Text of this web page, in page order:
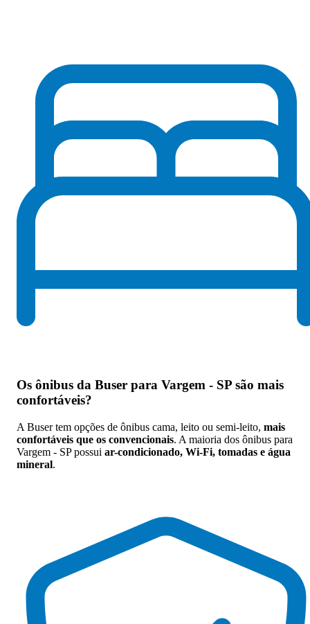
Os ônibus da Buser para Vargem - SP são mais
confortáveis?
A Buser tem opções de ônibus cama, leito ou semi-leito, mais
confortáveis que os convencionais. A maioria dos ônibus para
Vargem - SP possui ar-condicionado, Wi-Fi, tomadas e água
mineral.